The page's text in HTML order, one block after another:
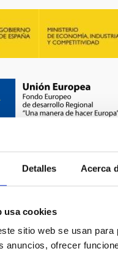
Detalles Acerca
usa cookies
sitio web se usan para
anuncios, ofrecer